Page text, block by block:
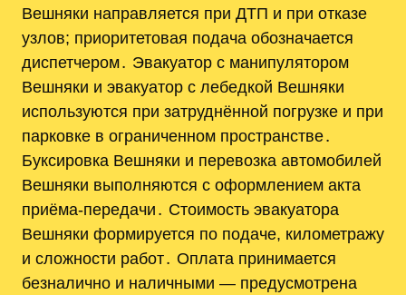
Вешняки направляется при ДТП и при отказе
узлов; приоритетовая подача обозначается
диспетчером․ Эвакуатор с манипулятором
Вешняки и эвакуатор с лебедкой Вешняки
используются при затруднённой погрузке и при
парковке в ограниченном пространстве․
Буксировка Вешняки и перевозка автомобилей
Вешняки выполняются с оформлением акта
приёма-передачи․ Стоимость эвакуатора
Вешняки формируется по подаче, километражу
и сложности работ․ Оплата принимается
безналично и наличными — предусмотрена